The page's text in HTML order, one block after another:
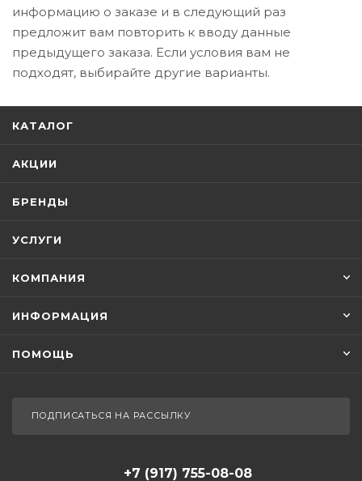
информацию о заказе и в следующий раз
предложит вам повторить к вводу данные
предыдущего заказа. Если условия вам не
подходят, выбирайте другие варианты.
КАТАЛОГ
АКЦИИ
БРЕНДЫ
УСЛУГИ
КОМПАНИЯ
ИНФОРМАЦИЯ
ПОМОЩЬ
ПОДПИСАТЬСЯ НА РАССЫЛКУ
+7 (917) 755-08-08